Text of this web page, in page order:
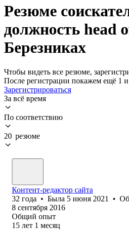
Резюме
должность head
Березниках
Чтобы видеть все резюме,
После регистрации покажем ещё 1
Зарегистрироваться
За всё время
По соответствию
20 резюме
Контент-редактор сайта
32 года • Была 5 июня 2021 •
8 сентября 2016
Общий опыт
15 лет 1 месяц